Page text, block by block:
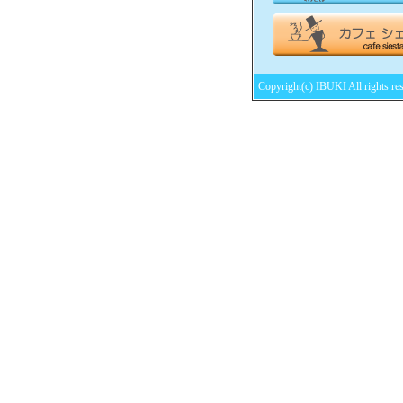
Copyright(c) IBUKI All rights